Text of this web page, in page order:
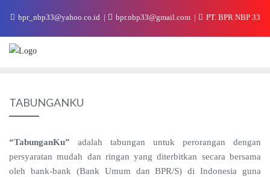
bpr_nbp33@yahoo.co.id bpr.nbp33@gmail.com PT. BPR NBP 33
TABUNGANKU
“TabunganKu” adalah tabungan untuk perorangan dengan
persyaratan mudah dan ringan yang diterbitkan secara bersama
oleh bank-bank (Bank Umum dan BPR/S) di Indonesia guna